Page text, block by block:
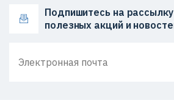
Подпишитесь на рассылку
полезных акций и